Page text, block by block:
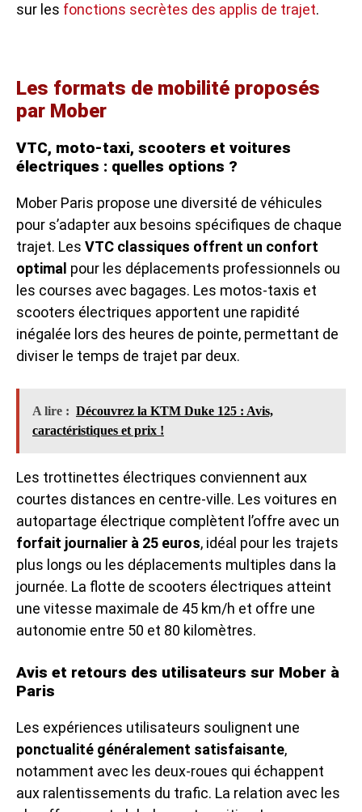
sur les fonctions secrètes des applis de trajet.
Les formats de mobilité proposés
par Mober
VTC, moto-taxi, scooters et voitures
électriques : quelles options ?
Mober Paris propose une diversité de véhicules
pour s’adapter aux besoins spécifiques de chaque
trajet. Les VTC classiques offrent un confort
optimal pour les déplacements professionnels ou
les courses avec bagages. Les motos-taxis et
scooters électriques apportent une rapidité
inégalée lors des heures de pointe, permettant de
diviser le temps de trajet par deux.
A lire : Découvrez la KTM Duke 125 : Avis,
caractéristiques et prix !
Les trottinettes électriques conviennent aux
courtes distances en centre-ville. Les voitures en
autopartage électrique complètent l’offre avec un
forfait journalier à 25 euros, idéal pour les trajets
plus longs ou les déplacements multiples dans la
journée. La flotte de scooters électriques atteint
une vitesse maximale de 45 km/h et offre une
autonomie entre 50 et 80 kilomètres.
Avis et retours des utilisateurs sur Mober à
Paris
Les expériences utilisateurs soulignent une
ponctualité généralement satisfaisante,
notamment avec les deux-roues qui échappent
aux ralentissements du trafic. La relation avec les